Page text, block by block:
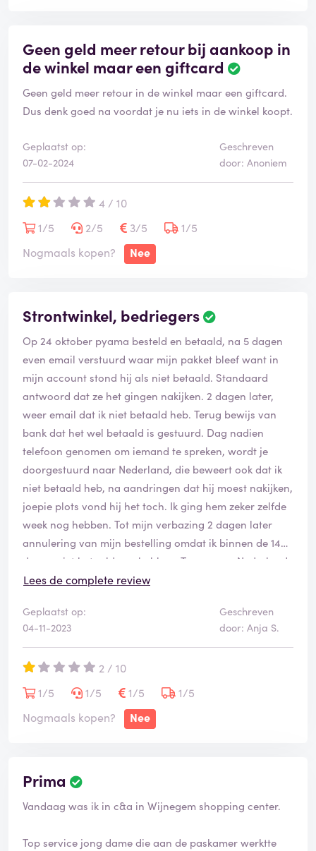
Geen geld meer retour bij aankoop in
de winkel maar een giftcard
Geen geld meer retour in de winkel maar een giftcard.
Dus denk goed na voordat je nu iets in de winkel koopt.
Geplaatst op:
07-02-2024
Geschreven
door: Anoniem
4 / 10
1/5
2/5 3/5
1/5
Nogmaals kopen?
Nee
Strontwinkel, bedriegers
Op 24 oktober pyama besteld en betaald, na 5 dagen
even email verstuurd waar mijn pakket bleef want in
mijn account stond hij als niet betaald. Standaard
antwoord dat ze het gingen nakijken. 2 dagen later,
weer email dat ik niet betaald heb. Terug bewijs van
bank dat het wel betaald is gestuurd. Dag nadien
telefoon genomen om iemand te spreken, wordt je
doorgestuurd naar Nederland, die beweert ook dat ik
niet betaald heb, na aandringen dat hij moest nakijken,
joepie plots vond hij het toch. Ik ging hem zeker zelfde
week nog hebben. Tot mijn verbazing 2 dagen later
annulering van mijn bestelling omdat ik binnen de 14
dagen niet betaald zou hebben. Terug naar Nederland
moeten bellen, weer vonden ze niets terug, toen plots
annulering kan niet terug gekeerd worden. Dus kreeg ik
een zeer goede tip van nogmaals dezelfde pyama te
bestellen EN BETALEN, viel hier achterover. Dus
annulering veranderen gaat niet, maar opnieuw
bestellen en betalen dat kan wel. Toen ik zei dat ik
betaald heb, gingen ze het terug nakijken, er wordt
zelfs niet gesproken van mijn geld terug te storten. Ik
en mijn ganse familie en vrienden zetten er geen voet
meer binnen. Zeer ontevreden en woedende klant.
Lees de complete review
Geplaatst op:
04-11-2023
Geschreven
door: Anja S.
2 / 10
1/5
1/5 1/5
1/5
Nogmaals kopen?
Nee
Prima
Vandaag was ik in c&a in Wijnegem shopping center.
Top service jong dame die aan de paskamer werktte